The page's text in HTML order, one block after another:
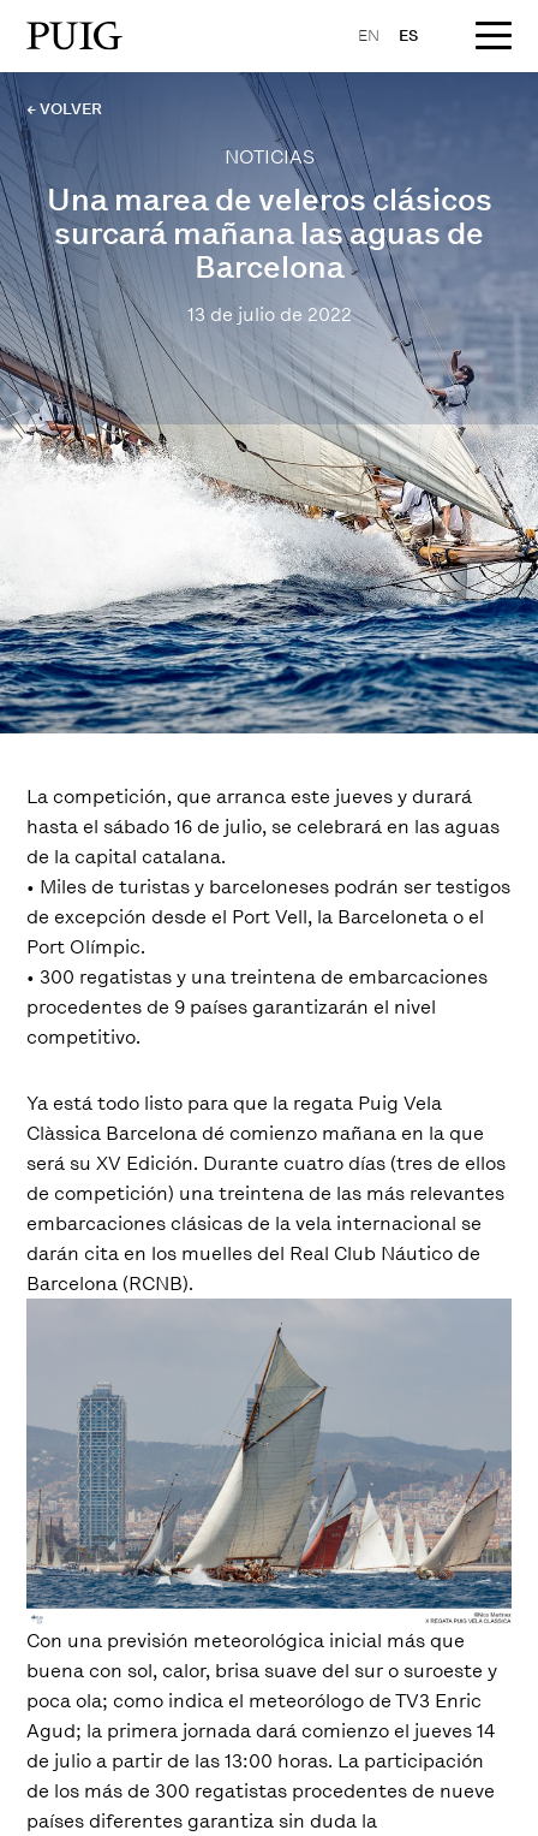
EN ES
← VOLVER
NOTICIAS
Una marea de veleros clásicos
surcará mañana las aguas de
Barcelona
13 de julio de 2022
La competición, que arranca este jueves y durará
hasta el sábado 16 de julio, se celebrará en las aguas
de la capital catalana.
• Miles de turistas y barceloneses podrán ser testigos
de excepción desde el Port Vell, la Barceloneta o el
Port Olímpic.
• 300 regatistas y una treintena de embarcaciones
procedentes de 9 países garantizarán el nivel
competitivo.
Ya está todo listo para que la regata Puig Vela
Clàssica Barcelona dé comienzo mañana en la que
será su XV Edición. Durante cuatro días (tres de ellos
de competición) una treintena de las más relevantes
embarcaciones clásicas de la vela internacional se
darán cita en los muelles del Real Club Náutico de
Barcelona (RCNB).
Con una previsión meteorológica inicial más que
buena con sol, calor, brisa suave del sur o suroeste y
poca ola; como indica el meteorólogo de TV3 Enric
Agud; la primera jornada dará comienzo el jueves 14
de julio a partir de las 13:00 horas. La participación
de los más de 300 regatistas procedentes de nueve
países diferentes garantiza sin duda la